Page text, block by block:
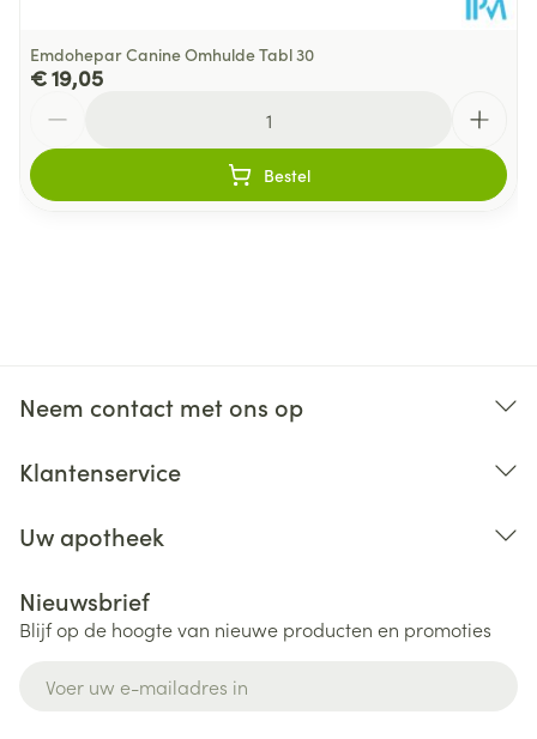
Emdohepar Canine Omhulde Tabl 30
€ 19,05
Bestel
Neem contact met ons op
Klantenservice
Uw apotheek
Nieuwsbrief
Blijf op de hoogte van nieuwe producten en promoties